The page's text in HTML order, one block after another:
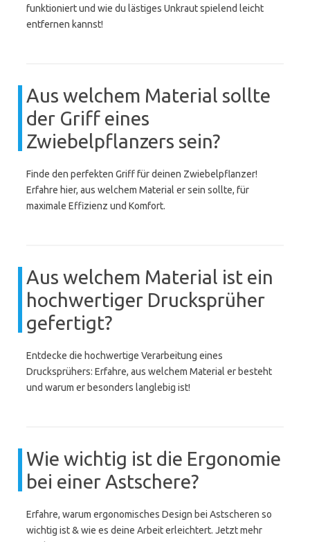
funktioniert und wie du lästiges Unkraut spielend leicht
entfernen kannst!
Aus welchem Material sollte
der Griff eines
Zwiebelpflanzers sein?
Finde den perfekten Griff für deinen Zwiebelpflanzer!
Erfahre hier, aus welchem Material er sein sollte, für
maximale Effizienz und Komfort.
Aus welchem Material ist ein
hochwertiger Drucksprüher
gefertigt?
Entdecke die hochwertige Verarbeitung eines
Drucksprühers: Erfahre, aus welchem Material er besteht
und warum er besonders langlebig ist!
Wie wichtig ist die Ergonomie
bei einer Astschere?
Erfahre, warum ergonomisches Design bei Astscheren so
wichtig ist & wie es deine Arbeit erleichtert. Jetzt mehr